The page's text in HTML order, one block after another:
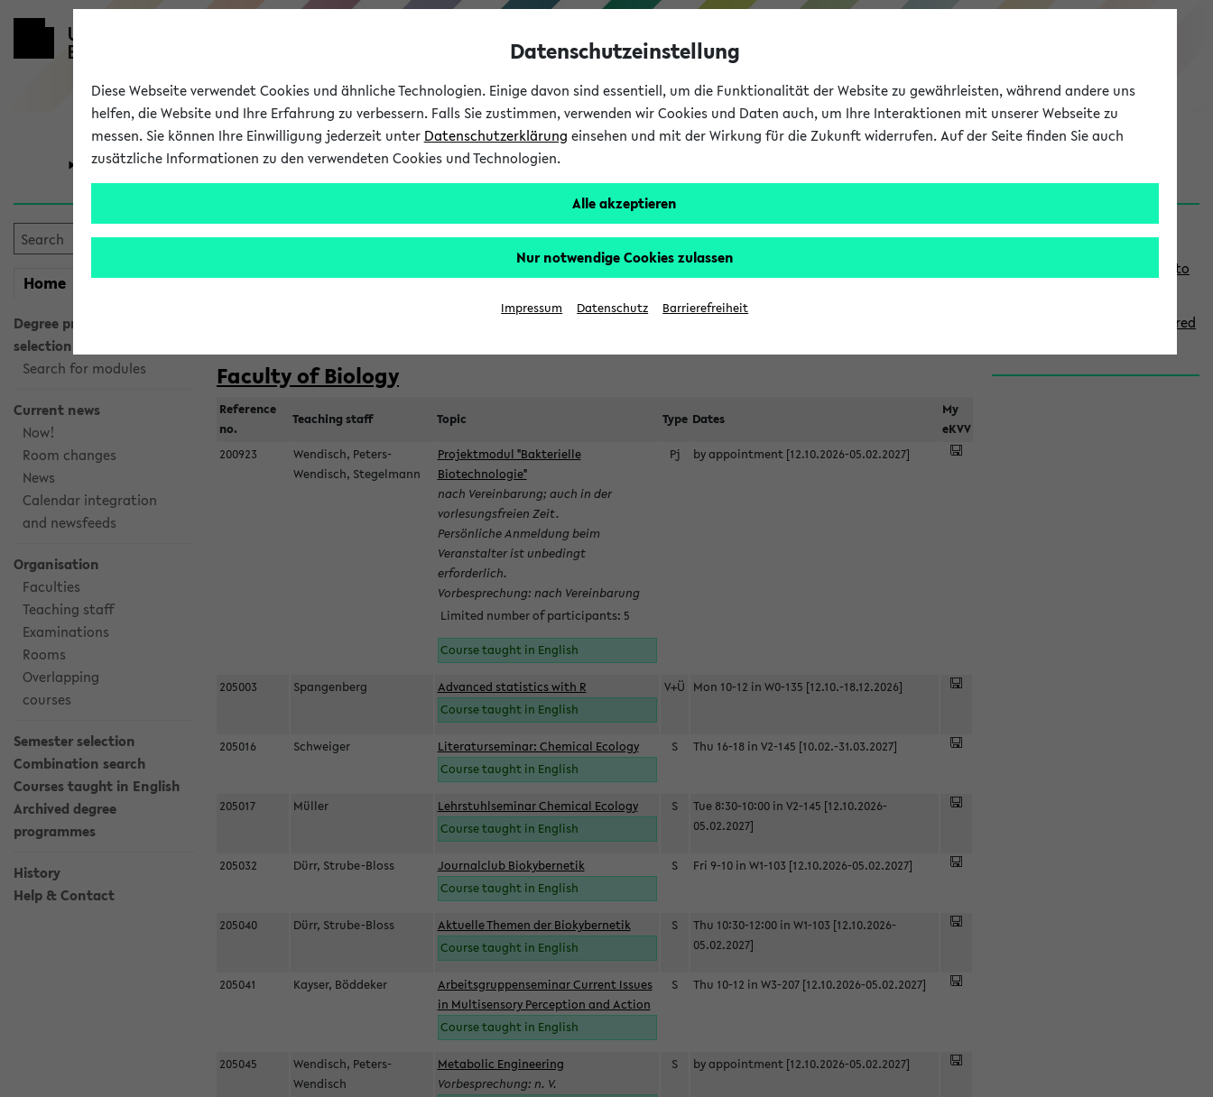
eKVV
University Research Studies
Home myeKVV
Degree programme
selection
Search for modules
Current news
Now!
Room changes
News
Calendar integration
and newsfeeds
Organisation
Faculties
Teaching staff
Examinations
Rooms
Overlapping
courses
Semester selection
Combination search
Courses taught in English
Archived degree
programmes
History
Help & Contact
Courses taught in English
Semester:
Faculty of Biology
Reference
no.
Teaching staff Topic Type Dates
My
eKVV
200923
Wendisch, Peters-
Wendisch, Stegelmann
Projektmodul "Bakterielle
Biotechnologie"
nach Vereinbarung; auch in der
vorlesungsfreien Zeit.
Persönliche Anmeldung beim
Veranstalter ist unbedingt
erforderlich.
Vorbesprechung: nach Vereinbarung
Limited number of participants: 5
Course taught in English
Pj by appointment [12.10.2026-05.02.2027]
205003 Spangenberg
Advanced statistics with R
Course taught in English
V+Ü Mon 10-12 in W0-135 [12.10.-18.12.2026]
205016 Schweiger
Literaturseminar: Chemical Ecology
Course taught in English
S Thu 16-18 in V2-145 [10.02.-31.03.2027]
205017 Müller
Lehrstuhlseminar Chemical Ecology
Course taught in English
S
Tue 8:30-10:00 in V2-145 [12.10.2026-
05.02.2027]
205032 Dürr, Strube-Bloss
Journalclub Biokybernetik
Course taught in English
S Fri 9-10 in W1-103 [12.10.2026-05.02.2027]
205040 Dürr, Strube-Bloss
Aktuelle Themen der Biokybernetik
Course taught in English
S
Thu 10:30-12:00 in W1-103 [12.10.2026-
05.02.2027]
205041 Kayser, Böddeker
Arbeitsgruppenseminar Current Issues
in Multisensory Perception and Action
Course taught in English
S Thu 10-12 in W3-207 [12.10.2026-05.02.2027]
205045
Wendisch, Peters-
Wendisch
Metabolic Engineering
Vorbesprechung: n. V.
S by appointment [12.10.2026-05.02.2027]
S
d
Links
Use the combination search to
How to indicate courses offered
Datenschutzeinstellung
Diese Webseite verwendet Cookies und ähnliche Technologien. Einige davon sind essentiell, um die Funktionalität der Website zu gewährleisten, während andere uns
helfen, die Website und Ihre Erfahrung zu verbessern. Falls Sie zustimmen, verwenden wir Cookies und Daten auch, um Ihre Interaktionen mit unserer Webseite zu
messen. Sie können Ihre Einwilligung jederzeit unter Datenschutzerklärung einsehen und mit der Wirkung für die Zukunft widerrufen. Auf der Seite finden Sie auch
zusätzliche Informationen zu den verwendeten Cookies und Technologien.
Alle akzeptieren
Nur notwendige Cookies zulassen
Impressum Datenschutz Barrierefreiheit